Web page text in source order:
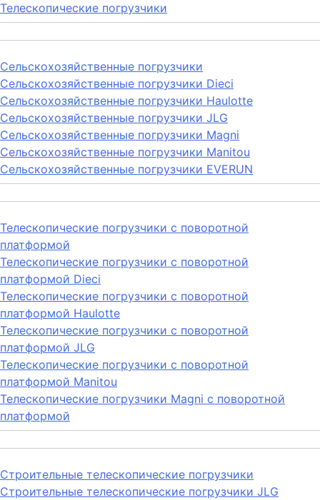
Телескопические погрузчики
Сельскохозяйственные погрузчики
Сельскохозяйственные погрузчики Dieci
Сельскохозяйственные погрузчики Haulotte
Сельскохозяйственные погрузчики JLG
Сельскохозяйственные погрузчики Magni
Сельскохозяйственные погрузчики Manitou
Сельскохозяйственные погрузчики EVERUN
Телескопические погрузчики с поворотной
платформой
Телескопические погрузчики с поворотной
платформой Dieci
Телескопические погрузчики с поворотной
платформой Haulotte
Телескопические погрузчики с поворотной
платформой JLG
Телескопические погрузчики с поворотной
платформой Manitou
Телескопические погрузчики Magni с поворотной
платформой
Строительные телескопические погрузчики
Строительные телескопические погрузчики JLG